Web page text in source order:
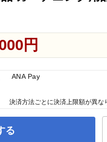
円
る
ANA Pay
決済方法ごとに決済上限額が異な